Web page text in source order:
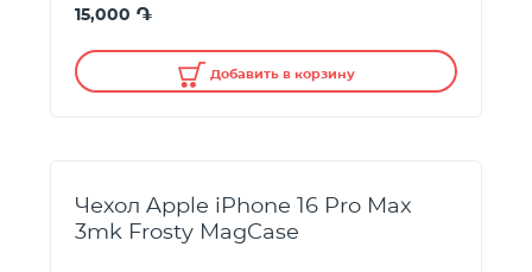
15,000 ֏
Добавить в корзину
Чехол Apple iPhone 16 Pro Max
3mk Frosty MagCase